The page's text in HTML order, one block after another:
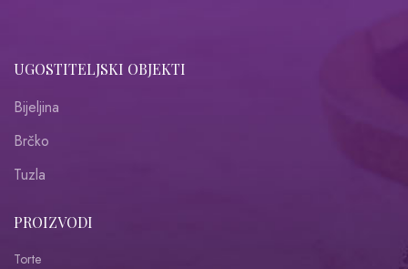
UGOSTITELJSKI OBJEKTI
Bijeljina
Brčko
Tuzla
PROIZVODI
Torte